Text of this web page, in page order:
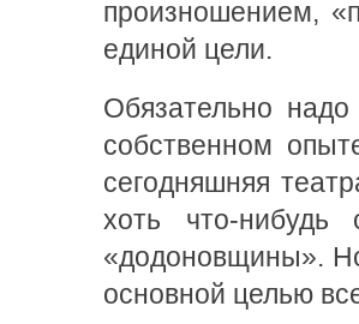
произношением,
единой цели.
Обязательно
собственном
сегодняшняя
хоть что-
«додоновщины».
основной целью